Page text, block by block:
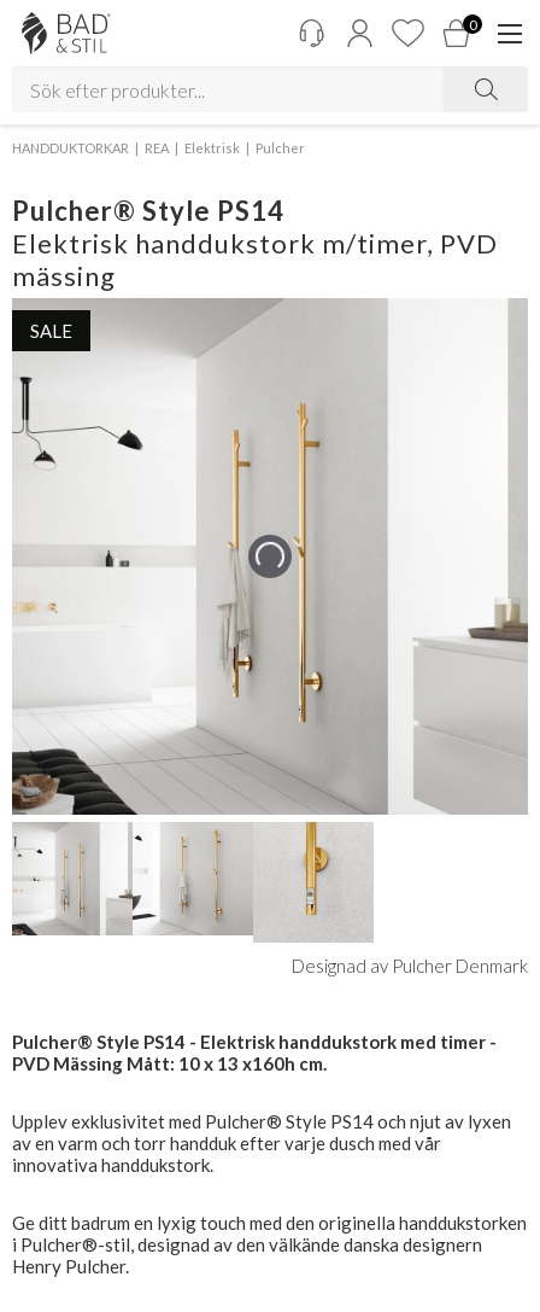
0
HANDDUKTORKAR REA Elektrisk Pulcher
Pulcher® Style PS14
Elektrisk handdukstork m/timer, PVD
mässing
SALE
Designad av Pulcher Denmark
Pulcher® Style PS14 - Elektrisk handdukstork med timer -
PVD Mässing Mått: 10 x 13 x160h cm.
Upplev exklusivitet med Pulcher® Style PS14 och njut av lyxen
av en varm och torr handduk efter varje dusch med vår
innovativa handdukstork.
Ge ditt badrum en lyxig touch med den originella handdukstorken
i Pulcher®-stil, designad av den välkände danska designern
Henry Pulcher.